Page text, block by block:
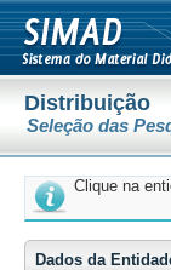
Distribuição
Seleção das
Clique na
Dados da